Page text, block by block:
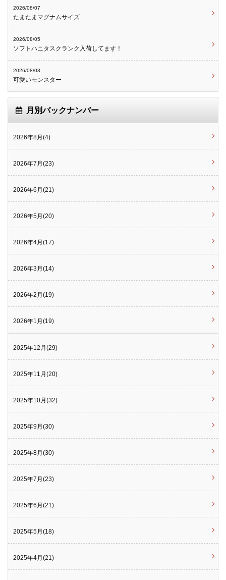
2026/08/07
たまたまマグナムサイズ
2026/08/05
ソフトハニタスクランク入荷してます！
2026/08/03
可愛いモンスター
月別バックナンバー
2026年8月(4)
2026年7月(23)
2026年6月(21)
2026年5月(20)
2026年4月(17)
2026年3月(14)
2026年2月(19)
2026年1月(19)
2025年12月(29)
2025年11月(20)
2025年10月(32)
2025年9月(30)
2025年8月(30)
2025年7月(23)
2025年6月(21)
2025年5月(18)
2025年4月(21)